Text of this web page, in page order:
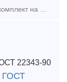
ГОСТ